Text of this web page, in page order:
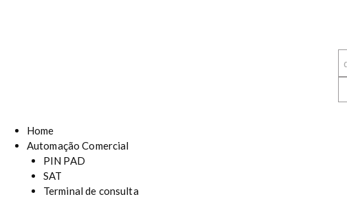
Home
Automação Comercial
PIN PAD
SAT
Terminal de consulta